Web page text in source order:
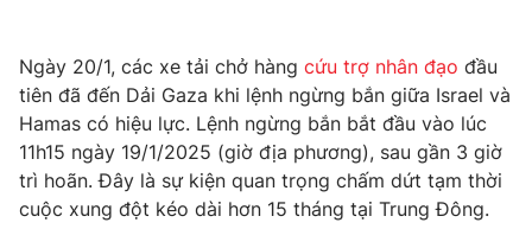
Câu chuyện quốc tế
Tài chính
Thị trường
Góc doanh nghiệp
Dữ liệu và đời sống
Truyền hình
Phim VTV
Giải trí
Ngày 20/1, các xe tải chở hàng cứu trợ nhân đạo đầu
tiên đã đến Dải Gaza khi lệnh ngừng bắn giữa Israel và
Hamas có hiệu lực. Lệnh ngừng bắn bắt đầu vào lúc
11h15 ngày 19/1/2025 (giờ địa phương), sau gần 3 giờ
trì hoãn. Đây là sự kiện quan trọng chấm dứt tạm thời
cuộc xung đột kéo dài hơn 15 tháng tại Trung Đông.